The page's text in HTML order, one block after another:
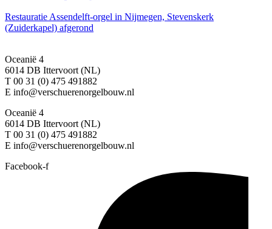
Restauratie Assendelft-orgel in Nijmegen, Stevenskerk
(Zuiderkapel) afgerond
Oceanië 4
6014 DB Ittervoort (NL)
T 00 31 (0) 475 491882
E info@verschuerenorgelbouw.nl
Oceanië 4
6014 DB Ittervoort (NL)
T 00 31 (0) 475 491882
E info@verschuerenorgelbouw.nl
Facebook-f